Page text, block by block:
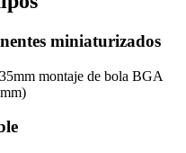
miniaturizados
montaje de bola BGA